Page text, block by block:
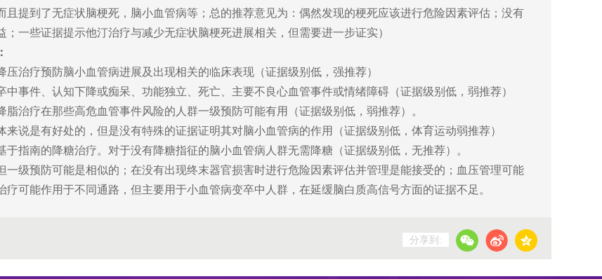
且提到了无症状脑梗死，脑小血管病等；总的推荐意见为：偶然发现的梗死应该进行危险因素评估；没有
一些证据提示他汀治疗与减少无症状脑梗死进展相关，但需要进一步证实）
治疗预防脑小血管病进展及出现相关的临床表现（证据级别低，强推荐）
事件、认知下降或痴呆、功能独立、死亡、主要不良心血管事件或情绪障碍（证据级别低，弱推荐）
治疗在那些高危血管事件风险的人群一级预防可能有用（证据级别低，弱推荐）。
说是有好处的，但是没有特殊的证据证明其对脑小血管病的作用（证据级别低，体育运动弱推荐）
指南的降糖治疗。对于没有降糖指征的脑小血管病人群无需降糖（证据级别低，无推荐）。
一级预防可能是相似的；在没有出现终末器官损害时进行危险因素评估并管理是能接受的；血压管理可能
可能作用于不同通路，但主要用于小血管病变卒中人群，在延缓脑白质高信号方面的证据不足。
分享到: